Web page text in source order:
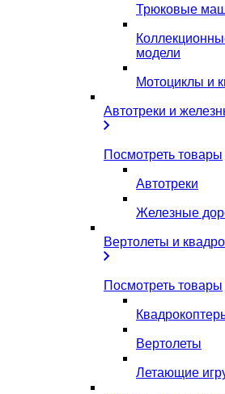
Трюковые
модели
Мотоциклы и
Автотреки и
Посмотреть товары
Автотреки
Железные
Вертолеты и
Посмотреть товары
Вертолеты
Летающие